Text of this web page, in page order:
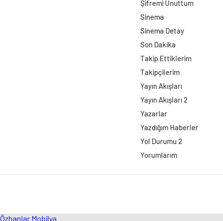
Şifremi Unuttum
Sinema
Sinema Detay
Son Dakika
Takip Ettiklerim
Takipçilerim
Yayın Akışları
Yayın Akışları 2
Yazarlar
Yazdığım Haberler
Yol Durumu 2
Yorumlarım
Özhanlar Mobilya